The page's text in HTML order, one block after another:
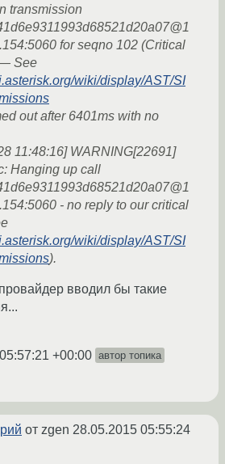
transmission
for seqno 102 (Critical
See
wiki/display/AST/SI
out after 6401ms with no
11:48:16] WARNING[22691]
Hanging up call
- no reply to our critical
wiki/display/AST/SI
).
вводил бы такие
+00:00 автор топика
от zgen 28.05.2015 05:55:24